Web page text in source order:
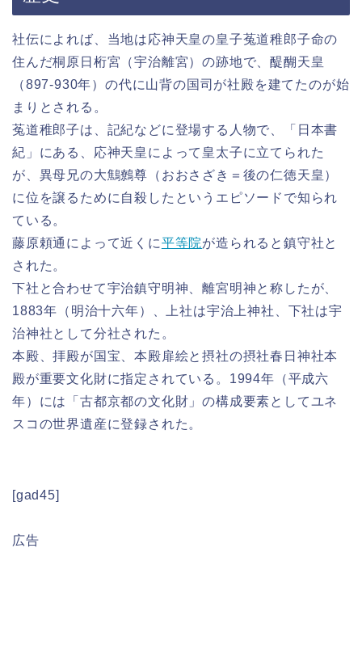
社伝によれば、当地は応神天皇の皇子菟道稚郎子命の
住んだ桐原日桁宮（宇治離宮）の跡地で、醍醐天皇
（897-930年）の代に山背の国司が社殿を建てたのが始
まりとされる。
菟道稚郎子は、記紀などに登場する人物で、「日本書
紀」にある、応神天皇によって皇太子に立てられた
が、異母兄の大鷦鷯尊（おおさざき＝後の仁徳天皇）
に位を譲るために自殺したというエピソードで知られ
ている。
藤原頼通によって近くに平等院が造られると鎮守社と
された。
下社と合わせて宇治鎮守明神、離宮明神と称したが、
1883年（明治十六年）、上社は宇治上神社、下社は宇
治神社として分社された。
本殿、拝殿が国宝、本殿扉絵と摂社の摂社春日神社本
殿が重要文化財に指定されている。1994年（平成六
年）には「古都京都の文化財」の構成要素としてユネ
スコの世界遺産に登録された。
[gad45]
広告